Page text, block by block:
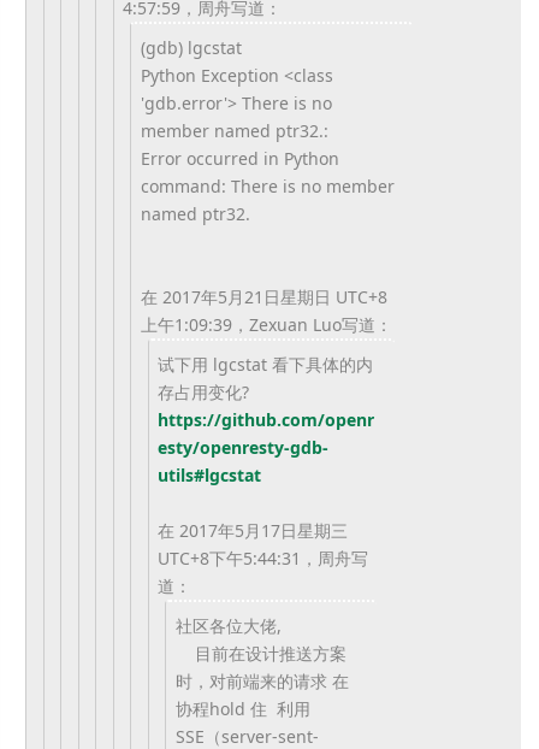
4:57:59，周舟写道：
(gdb) lgcstat
Python Exception <class
'gdb.error'> There is no
member named ptr32.:
Error occurred in Python
command: There is no member
named ptr32.
在 2017年5月21日星期日 UTC+8
上午1:09:39，Zexuan Luo写道：
试下用 lgcstat 看下具体的内
存占用变化?
https://github.com/openr
esty/openresty-gdb-
utils#lgcstat
在 2017年5月17日星期三
UTC+8下午5:44:31，周舟写
道：
社区各位大佬,
目前在设计推送方案
时，对前端来的请求 在
协程hold 住 利用
SSE（server-sent-